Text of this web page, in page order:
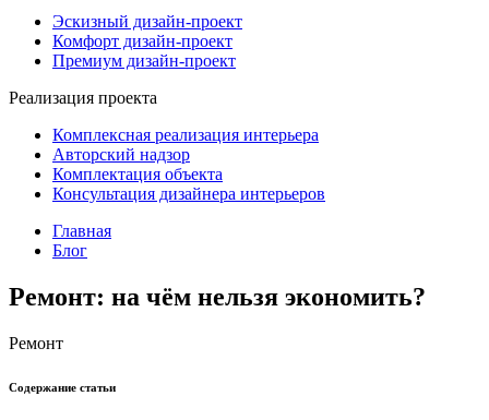
Эскизный дизайн-проект
Комфорт дизайн-проект
Премиум дизайн-проект
Реализация проекта
Комплексная реализация интерьера
Авторский надзор
Комплектация объекта
Консультация дизайнера интерьеров
Главная
Блог
Ремонт: на чём нельзя экономить?
Ремонт
Содержание статьи